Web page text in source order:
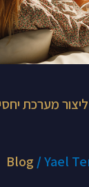
מערכת
Blog /Yael